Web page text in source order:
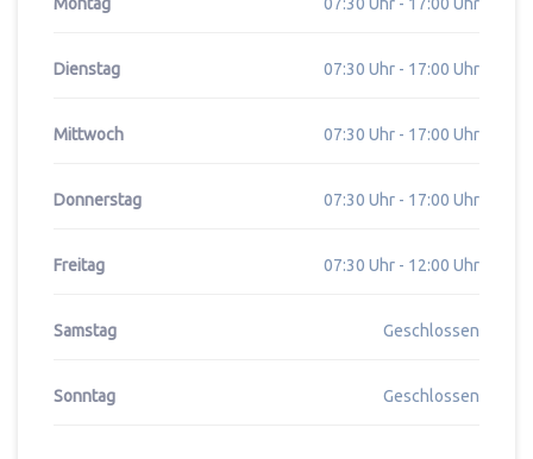
Dienstag 07:30 Uhr - 17:00 Uhr
Mittwoch 07:30 Uhr - 17:00 Uhr
Donnerstag 07:30 Uhr - 17:00 Uhr
Freitag 07:30 Uhr - 12:00 Uhr
Samstag Geschlossen
Sonntag Geschlossen